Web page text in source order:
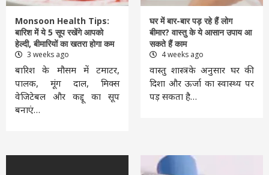
Monsoon Health Tips:
बारिश में ये 5 सूप रखेंगे आपको
हेल्दी, बीमारियों का खतरा होगा कम
3 weeks ago
बारिश के मौसम में टमाटर,
पालक, मूंग दाल, मिक्स
वेजिटेबल और कद्दू का सूप
बनाएं…
घर में बार-बार पड़ रहे हैं लोग
बीमार? वास्तु के ये आसान उपाय आ
सकते हैं काम
4 weeks ago
वास्तु शास्त्र के अनुसार घर की
दिशा और ऊर्जा का स्वास्थ्य पर
पड़ सकता है…